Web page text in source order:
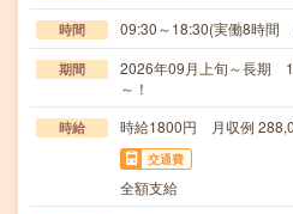
時間 09:30～18:30(実働8時間
期間
2026年09月上旬～長期
～！
時給 時給1800円 月収例
交通費
全額支給